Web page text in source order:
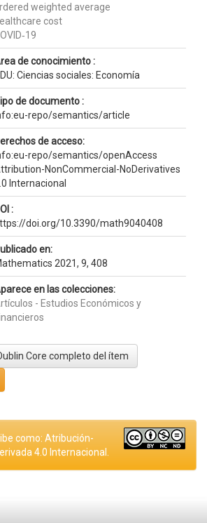
weighted average
cost
de conocimiento :
Ciencias sociales: Economía
de documento :
repo/semantics/article
de acceso:
repo/semantics/openAccess
NonCommercial-NoDerivatives
Internacional
:
doi.org/10.3390/math9040408
en:
2021, 9, 408
en las colecciones:
- Estudios Económicos y
Core completo del ítem
como: Atribución-
4.0 Internacional.